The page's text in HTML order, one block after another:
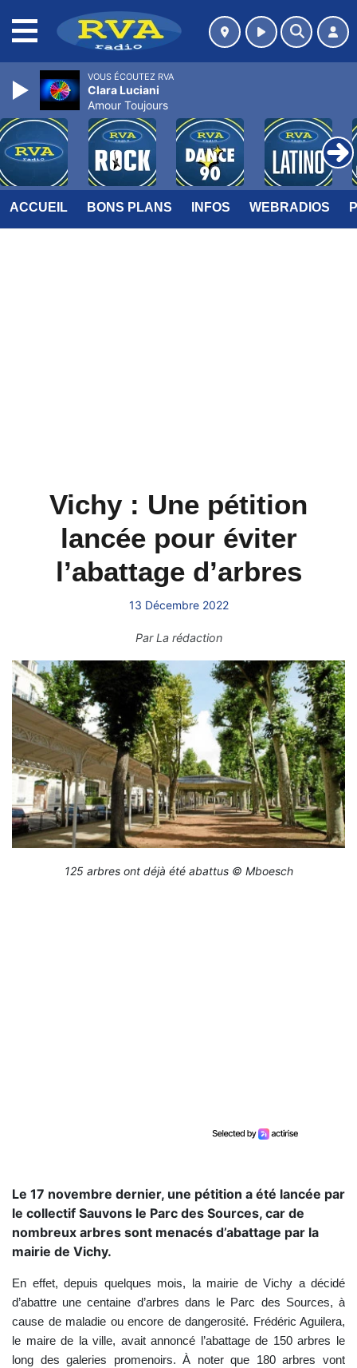
ACCUEIL BONS PLANS INFOS WEBRADIOS
Vichy : Une pétition
lancée pour éviter
l’abattage d’arbres
13 Décembre 2022
ParLa rédaction
125 arbres ont déjà été abattus © Mboesch
Le 17 novembre dernier, une pétition a été lancée par
le collectif Sauvons le Parc des Sources, car de
nombreux arbres sont menacés d’abattage par la
mairie de Vichy.
En effet, depuis quelques mois, la mairie de Vichy a décidé
d’abattre une centaine d’arbres dans le Parc des Sources, à
cause de maladie ou encore de dangerosité. Frédéric Aguilera,
le maire de la ville, avait annoncé l’abattage de 150 arbres le
long des galeries promenoirs. À noter que 180 arbres vont
VOUS ÉCOUTEZ RVA
Clara Luciani
Amour Toujours